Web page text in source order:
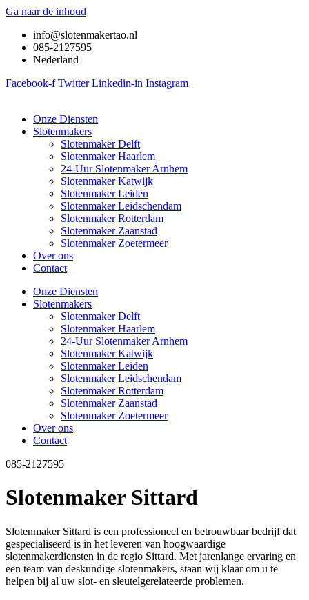
Ga naar de inhoud
info@slotenmakertao.nl
085-2127595
Nederland
Facebook-f Twitter Linkedin-in Instagram
Onze Diensten
Slotenmakers
Slotenmaker Delft
Slotenmaker Haarlem
24-Uur Slotenmaker Arnhem
Slotenmaker Katwijk
Slotenmaker Leiden
Slotenmaker Leidschendam
Slotenmaker Rotterdam
Slotenmaker Zaanstad
Slotenmaker Zoetermeer
Over ons
Contact
Onze Diensten
Slotenmakers
Slotenmaker Delft
Slotenmaker Haarlem
24-Uur Slotenmaker Arnhem
Slotenmaker Katwijk
Slotenmaker Leiden
Slotenmaker Leidschendam
Slotenmaker Rotterdam
Slotenmaker Zaanstad
Slotenmaker Zoetermeer
Over ons
Contact
085-2127595
Slotenmaker Sittard
Slotenmaker Sittard is een professioneel en betrouwbaar bedrijf dat
gespecialiseerd is in het leveren van hoogwaardige
slotenmakerdiensten in de regio Sittard. Met jarenlange ervaring en
een team van deskundige slotenmakers, staan wij klaar om u te
helpen bij al uw slot- en sleutelgerelateerde problemen.